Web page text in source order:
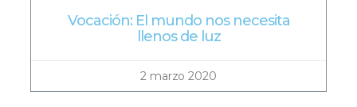
Vocación: El mundo nos necesita
llenos de luz
2 marzo 2020